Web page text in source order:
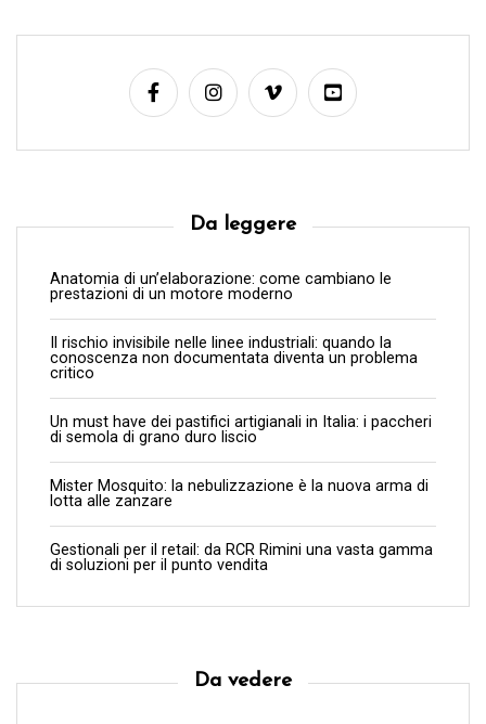
Da leggere
Anatomia di un’elaborazione: come cambiano le
prestazioni di un motore moderno
Il rischio invisibile nelle linee industriali: quando la
conoscenza non documentata diventa un problema
critico
Un must have dei pastifici artigianali in Italia: i paccheri
di semola di grano duro liscio
Mister Mosquito: la nebulizzazione è la nuova arma di
lotta alle zanzare
Gestionali per il retail: da RCR Rimini una vasta gamma
di soluzioni per il punto vendita
Da vedere